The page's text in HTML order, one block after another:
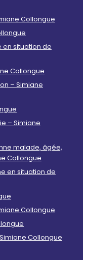
Collongue
en situation de
Collongue
– Simiane
– Simiane
malade, âgée,
Collongue
en situation de
Collongue
Collongue